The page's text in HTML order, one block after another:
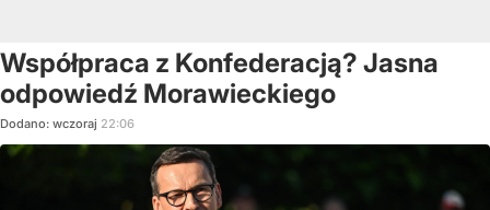
Współpraca z Konfederacją? Jasna
odpowiedź Morawieckiego
Dodano: wczoraj 22:06